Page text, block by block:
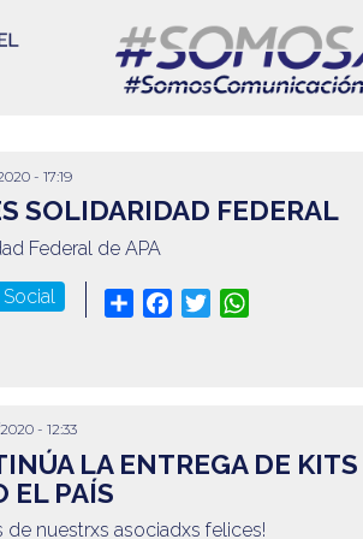
- 17:19
SOLIDARIDAD FEDERAL
Federal de APA
Share Facebook
Twitter
- 12:33
LA ENTREGA DE
EL PAÍS
de nuestrxs asociadxs felices!